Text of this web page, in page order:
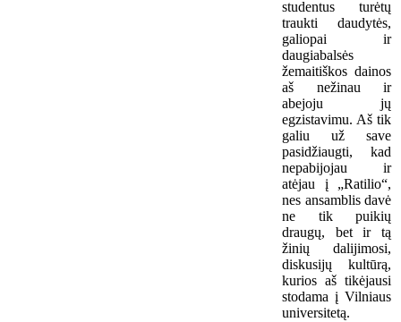
studentus turėtų
traukti daudytės,
galiopai ir
daugiabalsės
žemaitiškos dainos
aš nežinau ir
abejoju jų
egzistavimu. Aš tik
galiu už save
pasidžiaugti, kad
nepabijojau ir
atėjau į „Ratilio“,
nes ansamblis davė
ne tik puikių
draugų, bet ir tą
žinių dalijimosi,
diskusijų kultūrą,
kurios aš tikėjausi
stodama į Vilniaus
universitetą.